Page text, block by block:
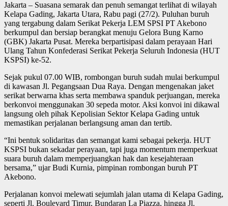
Jakarta – Suasana semarak dan penuh semangat terlihat di wilayah
Kelapa Gading, Jakarta Utara, Rabu pagi (27/2). Puluhan buruh
yang tergabung dalam Serikat Pekerja LEM SPSI PT Akebono
berkumpul dan bersiap berangkat menuju Gelora Bung Karno
(GBK) Jakarta Pusat. Mereka berpartisipasi dalam perayaan Hari
Ulang Tahun Konfederasi Serikat Pekerja Seluruh Indonesia (HUT
KSPSI) ke-52.
Sejak pukul 07.00 WIB, rombongan buruh sudah mulai berkumpul
di kawasan Jl. Pegangsaan Dua Raya. Dengan mengenakan jaket
serikat berwarna khas serta membawa spanduk perjuangan, mereka
berkonvoi menggunakan 30 sepeda motor. Aksi konvoi ini dikawal
langsung oleh pihak Kepolisian Sektor Kelapa Gading untuk
memastikan perjalanan berlangsung aman dan tertib.
“Ini bentuk solidaritas dan semangat kami sebagai pekerja. HUT
KSPSI bukan sekadar perayaan, tapi juga momentum memperkuat
suara buruh dalam memperjuangkan hak dan kesejahteraan
bersama,” ujar Budi Kurnia, pimpinan rombongan buruh PT
Akebono.
Perjalanan konvoi melewati sejumlah jalan utama di Kelapa Gading,
seperti Jl. Boulevard Timur, Bundaran La Piazza, hingga Jl.